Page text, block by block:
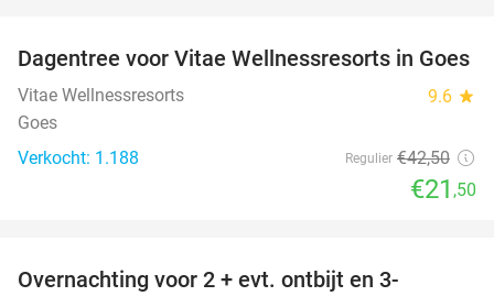
49%
Dagentree voor Vitae Wellnessresorts in Goes
Vitae Wellnessresorts 9.6 star
Goes
Verkocht: 1.188
Regulier €42,50
€21 ,50
Overnachting voor 2 + evt. ontbijt en 3-